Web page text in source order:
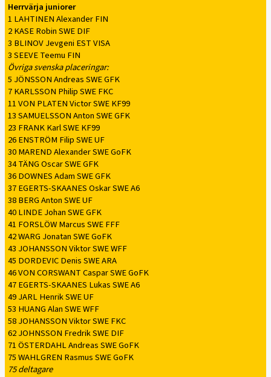
Herrvärja juniorer
1 LAHTINEN Alexander FIN
2 KASE Robin SWE DIF
3 BLINOV Jevgeni EST VISA
3 SEEVE Teemu FIN
Övriga svenska placeringar:
5 JÖNSSON Andreas SWE GFK
7 KARLSSON Philip SWE FKC
11 VON PLATEN Victor SWE KF99
13 SAMUELSSON Anton SWE GFK
23 FRANK Karl SWE KF99
26 ENSTRÖM Filip SWE UF
30 MAREND Alexander SWE GoFK
34 TÄNG Oscar SWE GFK
36 DOWNES Adam SWE GFK
37 EGERTS-SKAANES Oskar SWE A6
38 BERG Anton SWE UF
40 LINDE Johan SWE GFK
41 FORSLÖW Marcus SWE FFF
42 WARG Jonatan SWE GoFK
43 JOHANSSON Viktor SWE WFF
45 DORDEVIC Denis SWE ARA
46 VON CORSWANT Caspar SWE GoFK
47 EGERTS-SKAANES Lukas SWE A6
49 JARL Henrik SWE UF
53 HUANG Alan SWE WFF
58 JOHANSSON Viktor SWE FKC
62 JOHNSSON Fredrik SWE DIF
71 ÖSTERDAHL Andreas SWE GoFK
75 WAHLGREN Rasmus SWE GoFK
75 deltagare